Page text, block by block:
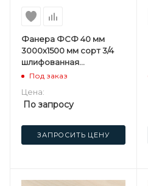
Фанера ФСФ 40 мм
3000х1500 мм сорт 3/4
шлифованная
березовая
Под заказ
Цена:
По запросу
ЗАПРОСИТЬ ЦЕНУ